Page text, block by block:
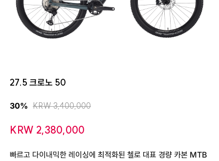
27.5 크로노 50
30% KRW 3,400,000
KRW 2,380,000
빠르고 다이내믹한 레이싱에 최적화된 첼로 대표 경량 카본 MTB